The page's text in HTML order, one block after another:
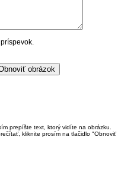
prepíšte text, ktorý vidíte na obrázku.
kliknite prosím na tlačidlo "Obnoviť